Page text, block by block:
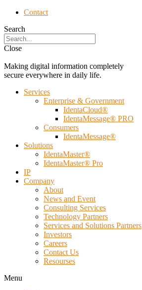
Contact
Search
Close
Making digital information completely
secure everywhere in daily life.
Services
Enterprise & Government
IdentaCloud®
IdentaMessage® PRO
Consumers
IdentaMessage®
Solutions
IdentaMaster®
IdentaMaster® Pro
IP
Company
About
News and Event
Consulting Services
Technology Partners
Services and Solutions Partners
Investors
Careers
Contact Us
Resourses
Menu